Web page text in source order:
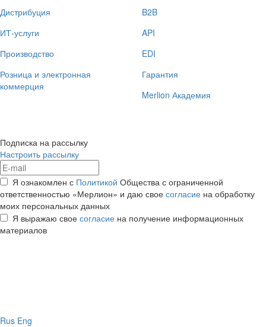
Дистрибуция
ИТ-услуги
Производство
Розница и электронная
коммерция
B2B
API
EDI
Гарантия
Merlion Академия
Подписка на рассылку
Настроить рассылку
Я ознакомлен с Политикой Общества с ограниченной
ответственностью «Мерлион» и даю свое согласие на обработку
моих персональных данных
Я выражаю свое согласие на получение информационных
материалов
Rus Eng